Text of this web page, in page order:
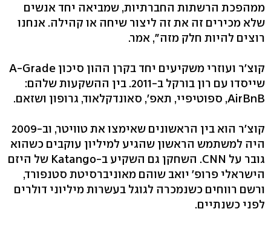
ממהפכת הרשתות החברתיות, שמביאה יחד אנשים
שלא מכירים זה את זה ליצור שיחה או קהילה. אנחנו
רוצים להיות חלק מזה", אמר.‬
שייסדו עם רון בורקל ב-‭.2011‬ בין ההשקעות שלהם:
‭,AirBnB‬ ספוטיפיי, ‭ ,'פאת‬סאונדקלאוד, גרופון ושזאם.
קוצ'ר הוא בין הראשונים שאימצו את טוויטר, וב-2009
היה למשתמש הראשון שהגיע למיליון עוקבים כשהוא
גובר על ‭.CNN‬ השחקן גם השקיע ב-Katango של היזם
הישראלי פרופ' יואב שוהם מאוניברסיטת סטנפורד,
ורשם רווחים כשנמכרה לגוגל בעשרות מיליוני דולרים
לפני כשנתיים.